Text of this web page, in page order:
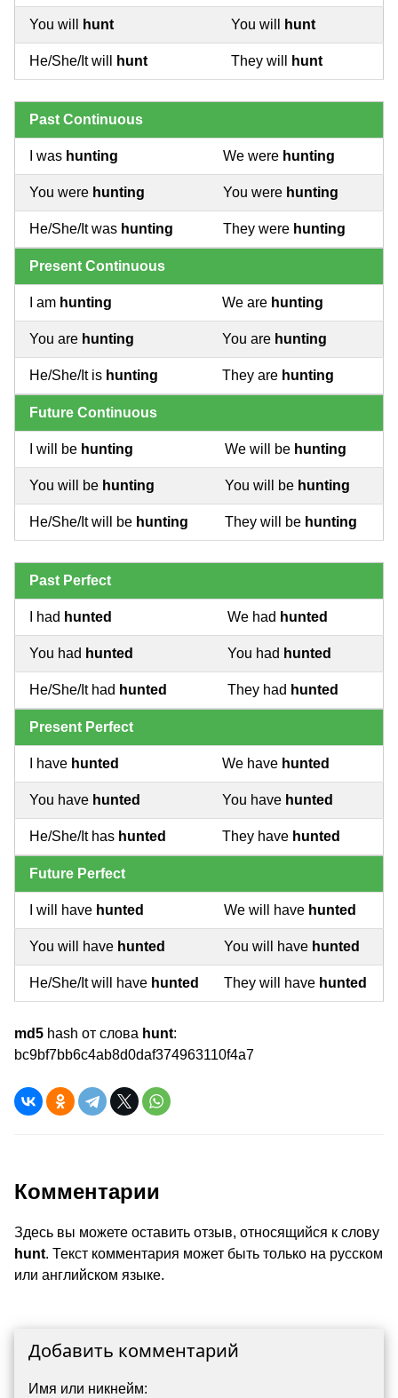
You will hunt You will hunt
He/She/It will hunt They will hunt
Past Continuous
I was hunting We were hunting
You were hunting You were hunting
He/She/It was hunting They were hunting
Present Continuous
I am hunting We are hunting
You are hunting You are hunting
He/She/It is hunting They are hunting
Future Continuous
I will be hunting We will be hunting
You will be hunting You will be hunting
He/She/It will be hunting They will be hunting
Past Perfect
I had hunted We had hunted
You had hunted You had hunted
He/She/It had hunted They had hunted
Present Perfect
I have hunted We have hunted
You have hunted You have hunted
He/She/It has hunted They have hunted
Future Perfect
I will have hunted We will have hunted
You will have hunted You will have hunted
He/She/It will have hunted They will have hunted
md5 hash от слова hunt:
bc9bf7bb6c4ab8d0daf374963110f4a7
Комментарии
Здесь вы можете оставить отзыв, относящийся к слову
hunt. Текст комментария может быть только на русском
или английском языке.
Добавить комментарий
Имя или никнейм: